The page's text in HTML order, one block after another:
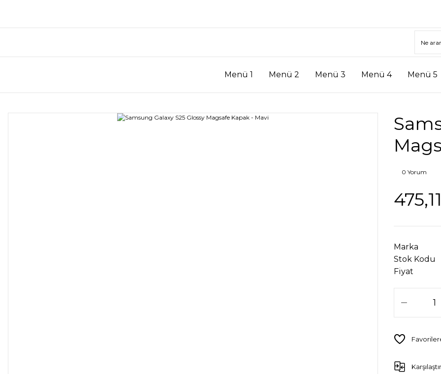
Menü 1 Menü 2 Menü 3 Menü 4 Menü 5
0 Yorum
Marka
Stok Kodu
Fiyat
Karşılaştır